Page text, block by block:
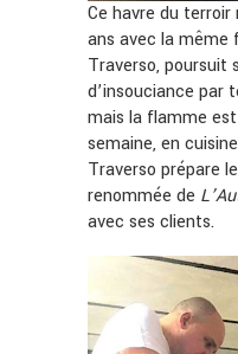
Ce havre du terroir
ans avec la même
Traverso, poursuit
d’insouciance par
mais la flamme
semaine, en
Traverso prépare
renommée de
avec ses clients.